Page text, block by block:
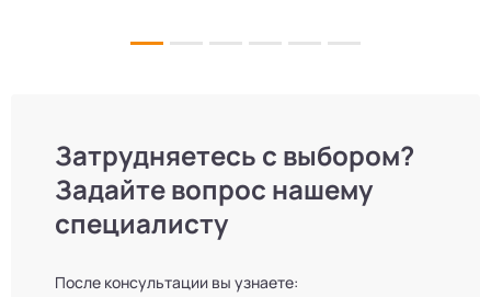
Затрудняетесь с выбором?
Задайте вопрос нашему
специалисту
После консультации вы узнаете: